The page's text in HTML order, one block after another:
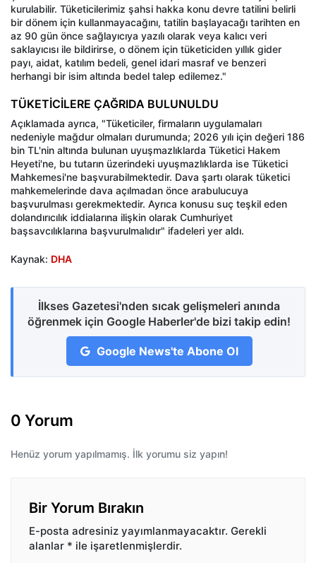
kurulabilir. Tüketicilerimiz şahsi hakka konu devre tatilini belirli
bir dönem için kullanmayacağını, tatilin başlayacağı tarihten en
az 90 gün önce sağlayıcıya yazılı olarak veya kalıcı veri
saklayıcısı ile bildirirse, o dönem için tüketiciden yıllık gider
payı, aidat, katılım bedeli, genel idari masraf ve benzeri
herhangi bir isim altında bedel talep edilemez."
TÜKETİCİLERE ÇAĞRIDA BULUNULDU
Açıklamada ayrıca, "Tüketiciler, firmaların uygulamaları
nedeniyle mağdur olmaları durumunda; 2026 yılı için değeri 186
bin TL'nin altında bulunan uyuşmazlıklarda Tüketici Hakem
Heyeti'ne, bu tutarın üzerindeki uyuşmazlıklarda ise Tüketici
Mahkemesi'ne başvurabilmektedir. Dava şartı olarak tüketici
mahkemelerinde dava açılmadan önce arabulucuya
başvurulması gerekmektedir. Ayrıca konusu suç teşkil eden
dolandırıcılık iddialarına ilişkin olarak Cumhuriyet
başsavcılıklarına başvurulmalıdır" ifadeleri yer aldı.
Kaynak: DHA
İlkses Gazetesi'nden sıcak gelişmeleri anında
öğrenmek için Google Haberler'de bizi takip edin!
Google News'te Abone Ol
0 Yorum
Henüz yorum yapılmamış. İlk yorumu siz yapın!
Bir Yorum Bırakın
E-posta adresiniz yayımlanmayacaktır. Gerekli
alanlar * ile işaretlenmişlerdir.